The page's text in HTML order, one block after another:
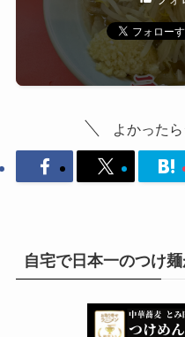
よかった
自宅で日本一のつけ